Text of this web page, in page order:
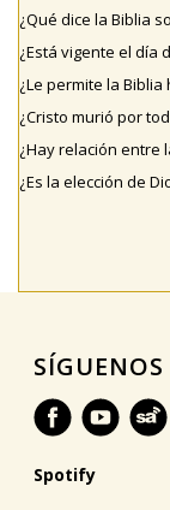
¿Qué dice la Biblia
¿Está vigente el día
¿Le permite la
¿Cristo murió por
¿Hay relación entre
¿Es la elección de
SÍGUENOS
Spotify